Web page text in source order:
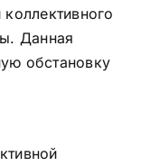
Данная
обстановку